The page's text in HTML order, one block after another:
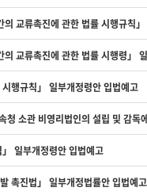
의 교류촉진에 관한 법률 시행규칙
의 교류촉진에 관한 법률 시행령」
시행규칙」 일부개정령안 입법예고
」 일부개정령안 입법예고
촉진법」 일부개정법률안 입법예고